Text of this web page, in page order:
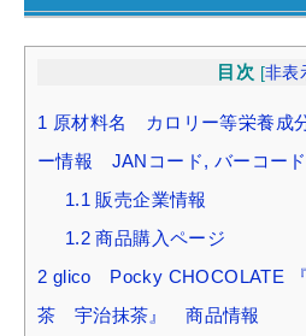
目次 [非表
1 原材料名 カロリー等栄養
ー情報 JANコード, バーコー
1.1 販売企業情報
1.2 商品購入ページ
2 glico Pocky CHOCOLATE
茶 宇治抹茶』 商品情報